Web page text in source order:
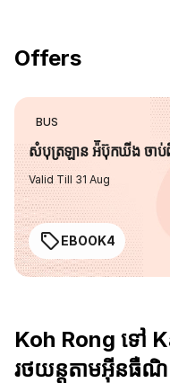
Offers
BUS
សំបុត្រឡាន អ៉ីប៊ុកឃីង ចា
Valid Till 31 Aug
EBOOK4
Koh Rong ទៅ
រថយន្តតាមអ៊ីនធឺ